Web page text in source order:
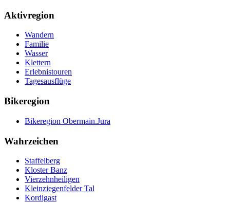
Aktivregion
Wandern
Familie
Wasser
Klettern
Erlebnistouren
Tagesausflüge
Bikeregion
Bikeregion Obermain.Jura
Wahrzeichen
Staffelberg
Kloster Banz
Vierzehnheiligen
Kleinziegenfelder Tal
Kordigast